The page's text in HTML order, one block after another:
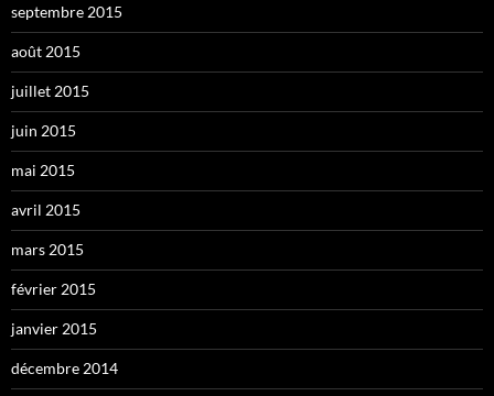
septembre 2015
août 2015
juillet 2015
juin 2015
mai 2015
avril 2015
mars 2015
février 2015
janvier 2015
décembre 2014